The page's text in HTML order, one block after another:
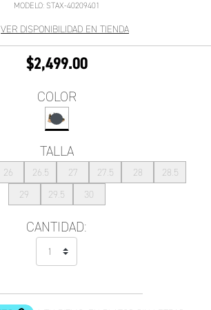
MODELO: STAX-40209401
VER DISPONIBILIDAD EN TIENDA
$2,499.00
COLOR
TALLA
26 26.5 27 27.5 28
28.5
29
29.5 30
CANTIDAD: